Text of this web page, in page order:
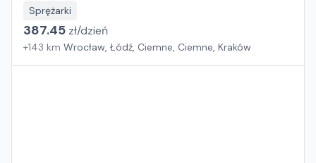
Sprężarki
387.45 zł/dzień
+143 km Wrocław, Łódź, Ciemne, Ciemne, Kraków